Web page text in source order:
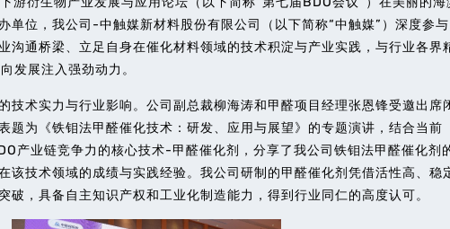
单位，我公司-中触媒新材料股份有限公司（以下简称“中触媒”）深度参与
沟通桥梁、立足自身在催化材料领域的技术积淀与产业实践，与行业各界
发展注入强劲动力。
术实力与行业影响。公司副总裁柳海涛和甲醛项目经理张恩锋受邀出席
题为《铁钼法甲醛催化技术：研发、应用与展望》的专题演讲，结合当前
产业链竞争力的核心技术-甲醛催化剂，分享了我公司铁钼法甲醛催化剂
该技术领域的成绩与实践经验。我公司研制的甲醛催化剂凭借活性高、稳
，具备自主知识产权和工业化制造能力，得到行业同仁的高度认可。